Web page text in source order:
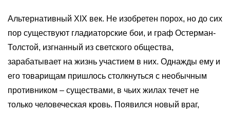
Альтернативный XIX век. Не изобретен порох, но до сих
пор существуют гладиаторские бои, и граф Остерман-
Толстой, изгнанный из светского общества,
зарабатывает на жизнь участием в них. Однажды ему и
его товарищам пришлось столкнуться с необычным
противником – существами, в чьих жилах течет не
только человеческая кровь. Появился новый враг,